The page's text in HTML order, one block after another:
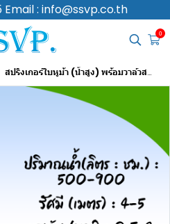
: info@ssvp.co.th
0
สปริงเกอร์ใบหูม้า (น้ำสูง) พร้อมวาล์วสวมท่อ PE ขนาด 16-20 มม. รหัสสินค้า 301A-V3 บรรจุ 10 ตัว